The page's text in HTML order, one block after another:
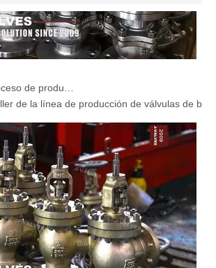
de la línea de producción de válvulas de